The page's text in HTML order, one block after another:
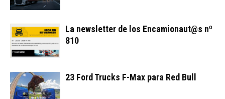
La newsletter de los Encamionaut@s nº
810
23 Ford Trucks F-Max para Red Bull